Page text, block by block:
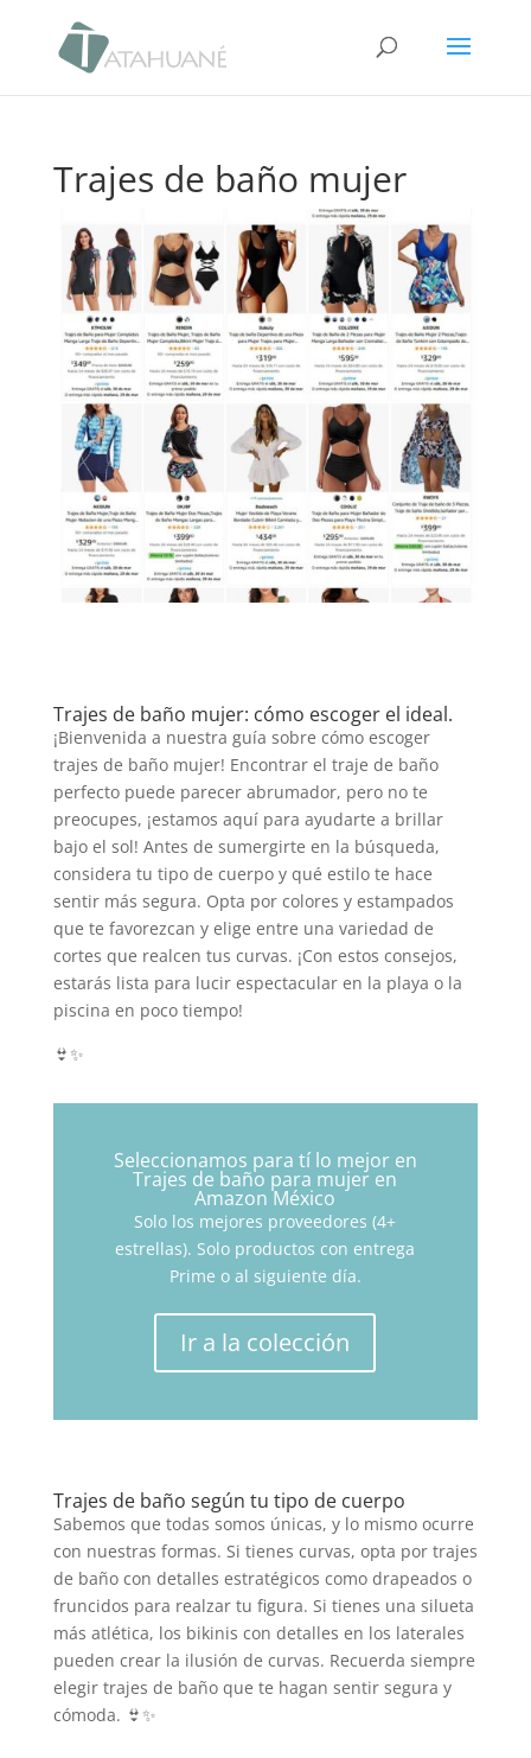
Trajes de baño mujer
Trajes de baño mujer: cómo escoger el ideal.
¡Bienvenida a nuestra guía sobre cómo escoger
trajes de baño mujer! Encontrar el traje de baño
perfecto puede parecer abrumador, pero no te
preocupes, ¡estamos aquí para ayudarte a brillar
bajo el sol! Antes de sumergirte en la búsqueda,
considera tu tipo de cuerpo y qué estilo te hace
sentir más segura. Opta por colores y estampados
que te favorezcan y elige entre una variedad de
cortes que realcen tus curvas. ¡Con estos consejos,
estarás lista para lucir espectacular en la playa o la
piscina en poco tiempo!
👙✨
Seleccionamos para tí lo mejor en
Trajes de baño para mujer en
Amazon México
Solo los mejores proveedores (4+
estrellas). Solo productos con entrega
Prime o al siguiente día.
Ir a la colección
Trajes de baño según tu tipo de cuerpo
Sabemos que todas somos únicas, y lo mismo ocurre
con nuestras formas. Si tienes curvas, opta por trajes
de baño con detalles estratégicos como drapeados o
fruncidos para realzar tu figura. Si tienes una silueta
más atlética, los bikinis con detalles en los laterales
pueden crear la ilusión de curvas. Recuerda siempre
elegir trajes de baño que te hagan sentir segura y
cómoda. 👙✨